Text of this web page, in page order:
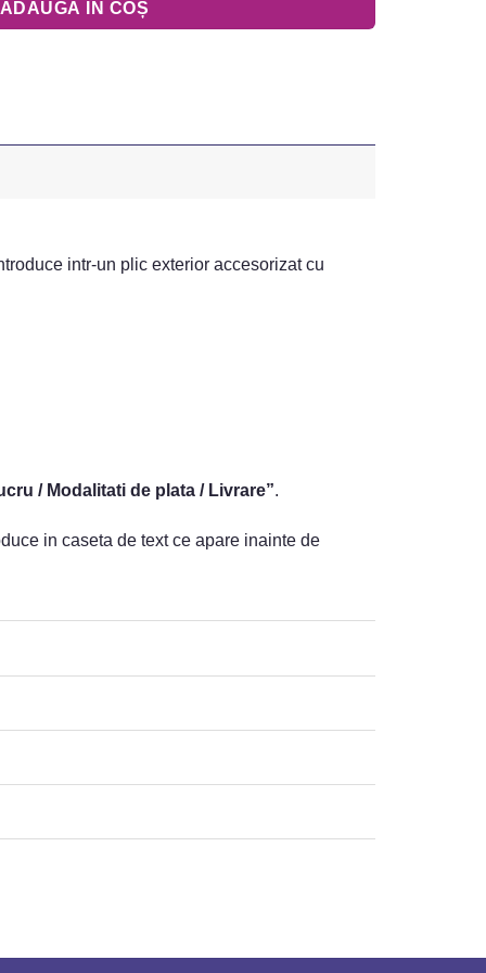
ADAUGĂ ÎN COȘ
intr-un plic exterior accesorizat cu
/ Modalitati de plata / Livrare”.
in caseta de text ce apare inainte de